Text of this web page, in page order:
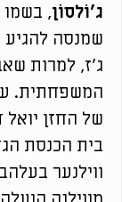
ג'וֹלסוֹן, בשמו
שמנסה
ג'ז, למרות
המשפחתית.
של החזן יואל
בית הכנסת
ווילנער